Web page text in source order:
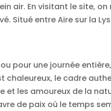
air. En visitant le site,
Situé entre Aire sur la
pour une journée
chaleureux, le cadre
les amoureux de la
de paix où le temps